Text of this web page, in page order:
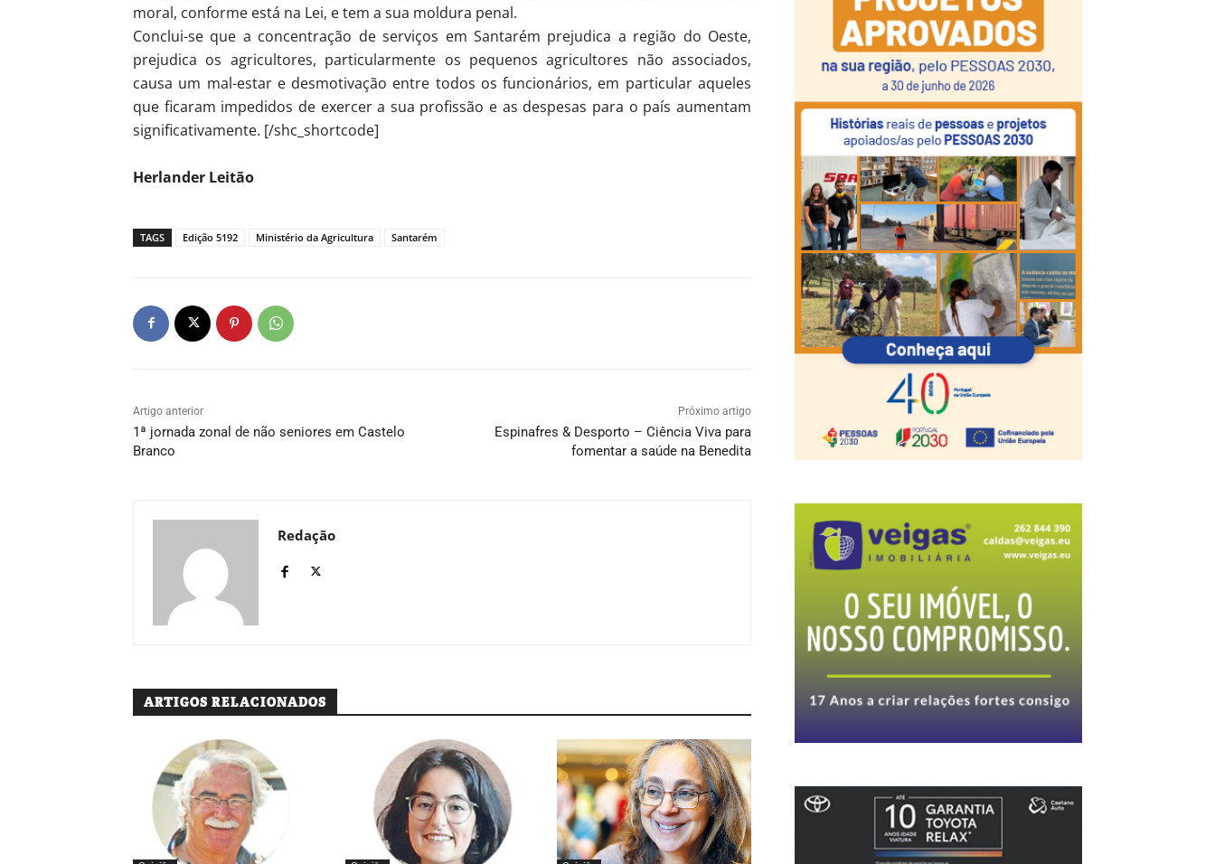
moral, conforme está na Lei, e tem a sua moldura penal.
Conclui-se que a concentração de serviços em Santarém prejudica a região do Oeste,
prejudica os agricultores, particularmente os pequenos agricultores não associados,
causa um mal-estar e desmotivação entre todos os funcionários, em particular aqueles
que ficaram impedidos de exercer a sua profissão e as despesas para o país aumentam
significativamente. [/shc_shortcode]
Herlander Leitão
TAGS Edição 5192 Ministério da Agricultura Santarém
Artigo anterior
1ª jornada zonal de não seniores em Castelo
Branco
Próximo artigo
Espinafres & Desporto – Ciência Viva para
fomentar a saúde na Benedita
Redação
ARTIGOS RELACIONADOS